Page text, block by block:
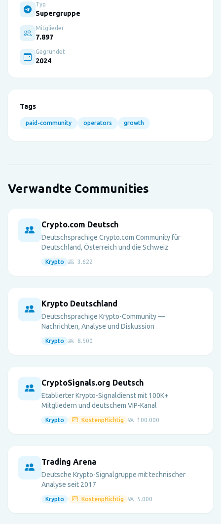
Typ
Supergruppe
Mitglieder
7.897
Gegründet
2024
Tags
paid-community operators growth
Verwandte Communities
Crypto.com Deutsch
Deutschsprachige Crypto.com Community für
Deutschland, Österreich und die Schweiz
Krypto 3.622
Krypto Deutschland
Deutschsprachige Krypto-Community —
Nachrichten, Analyse und Diskussion
Krypto 8.500
CryptoSignals.org Deutsch
Etablierter Krypto-Signaldienst mit 100K+
Mitgliedern und deutschem VIP-Kanal
Krypto Kostenpflichtig 100.000
Trading Arena
Deutsche Krypto-Signalgruppe mit technischer
Analyse seit 2017
Krypto Kostenpflichtig 5.000